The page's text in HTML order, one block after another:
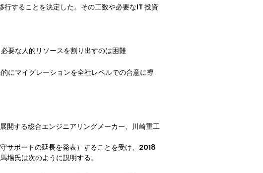
することを決定した。その工数や必要なIT 投資
要な人的リソースを割り出すのは困難
にマイグレーションを全社レベルでの合意に導
開する総合エンジニアリングメーカー、川崎重工
サポートの延長を発表）することを受け、2018
場氏は次のように説明する。